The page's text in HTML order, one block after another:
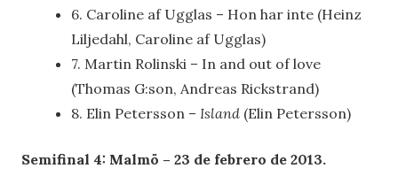
6. Caroline af Ugglas – Hon har inte (Heinz
Liljedahl, Caroline af Ugglas)
7. Martin Rolinski – In and out of love
(Thomas G:son, Andreas Rickstrand)
8. Elin Petersson – Island (Elin Petersson)
Semifinal 4: Malmö – 23 de febrero de 2013.